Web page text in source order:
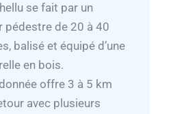
se fait par un
pédestre de 20 à 40
balisé et équipé d’une
en bois.
offre 3 à 5 km
avec plusieurs